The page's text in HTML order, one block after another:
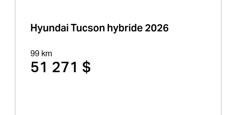
Hyundai Tucson hybride 2026
99 km
51 271 $